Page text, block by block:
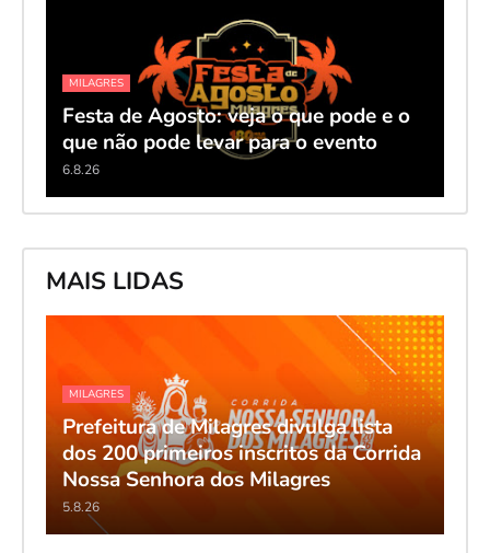
MILAGRES
Festa de Agosto: veja o que pode e o
que não pode levar para o evento
6.8.26
MAIS LIDAS
MILAGRES
Prefeitura de Milagres divulga lista
dos 200 primeiros inscritos da Corrida
Nossa Senhora dos Milagres
5.8.26